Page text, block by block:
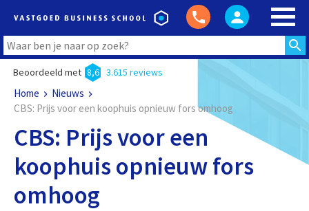
Beoordeeld met 8,6 3.615 reviews
Home
Nieuws
CBS: Prijs voor een koophuis opnieuw fors omhoog
CBS: Prijs voor een
koophuis opnieuw fors
omhoog